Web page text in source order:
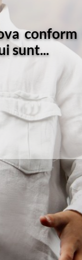
conform
sunt...